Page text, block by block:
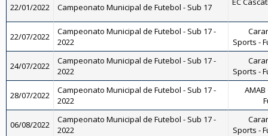
22/01/2022 Campeonato Municipal de Futebol - Sub 17
22/07/2022
Campeonato Municipal de Futebol - Sub 17 -
2022
Sports -
24/07/2022
Campeonato Municipal de Futebol - Sub 17 -
2022
Sports -
28/07/2022
Campeonato Municipal de Futebol - Sub 17 -
2022
06/08/2022
Campeonato Municipal de Futebol - Sub 17 -
2022
Sports -